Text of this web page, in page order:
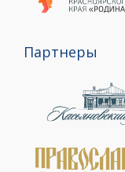
Партнеры